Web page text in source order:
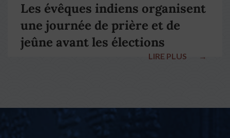
Les évêques indiens organisent
une journée de prière et de
jeûne avant les élections
LIRE PLUS →